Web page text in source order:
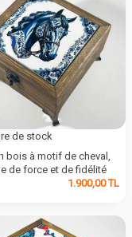
de stock
bois à motif de cheval,
de force et de fidélité
1.900,00TL